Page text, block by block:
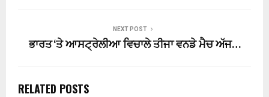
NEXT POST
ਭਾਰਤ ‘ਤੇ ਆਸਟ੍ਰੇਲੀਆ ਵਿਚਾਲੇ ਤੀਜਾ ਵਨਡੇ ਮੈਚ ਅੱਜ…
RELATED POSTS